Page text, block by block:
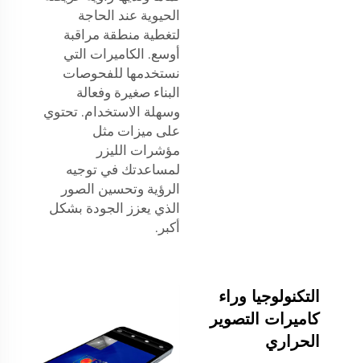
الحيوية عند الحاجة
لتغطية منطقة مراقبة
أوسع. الكاميرات التي
نستخدمها للفحوصات
البناء صغيرة وفعالة
وسهلة الاستخدام. تحتوي
على ميزات مثل
مؤشرات الليزر
لمساعدتك في توجيه
الرؤية وتحسين الصور
الذي يعزز الجودة بشكل
أكبر.
التكنولوجيا وراء
كاميرات التصوير
الحراري